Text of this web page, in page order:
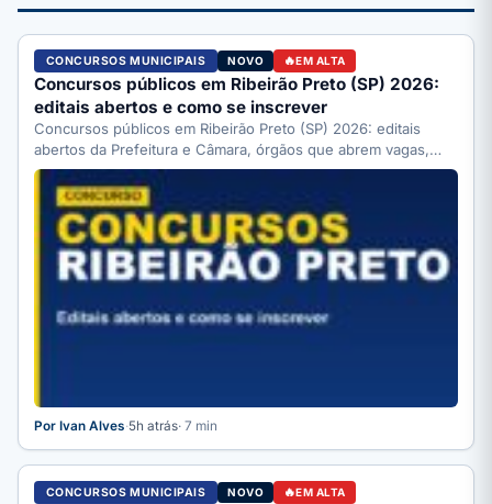
CONCURSOS MUNICIPAIS NOVO EM ALTA
Concursos públicos em Ribeirão Preto (SP) 2026:
editais abertos e como se inscrever
Concursos públicos em Ribeirão Preto (SP) 2026: editais
abertos da Prefeitura e Câmara, órgãos que abrem vagas,
como…
Por Ivan Alves·5h atrás· 7 min
CONCURSOS MUNICIPAIS NOVO EM ALTA